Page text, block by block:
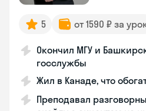
5 от 1590 ₽ за
Окончил МГУ и
госслужбы
Жил в Канаде, что
Преподавал